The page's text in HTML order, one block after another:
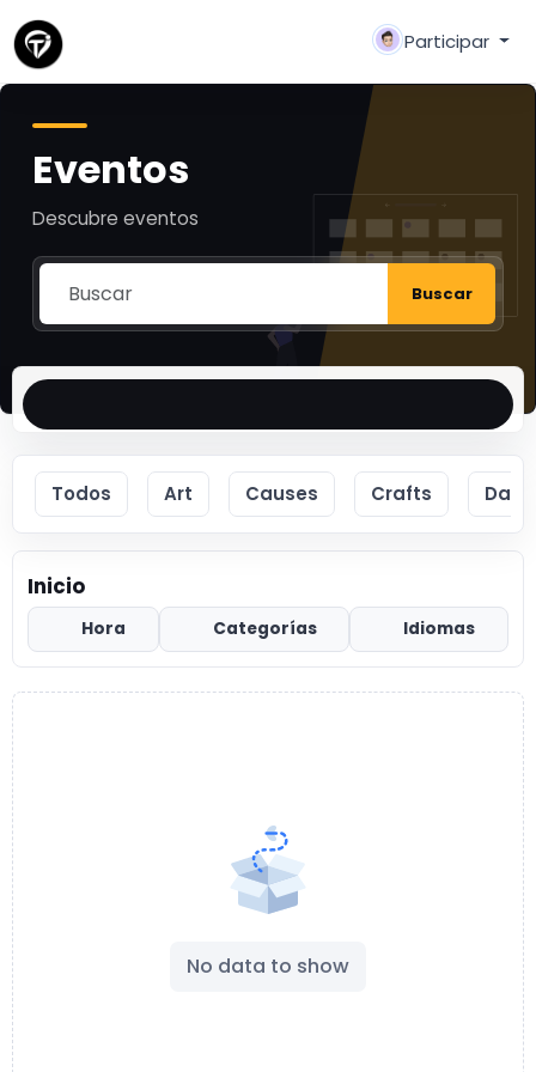
Participar
Eventos
Descubre eventos
Buscar
Todos Art Causes Crafts
Inicio
Hora Categorías Idiomas
No data to show